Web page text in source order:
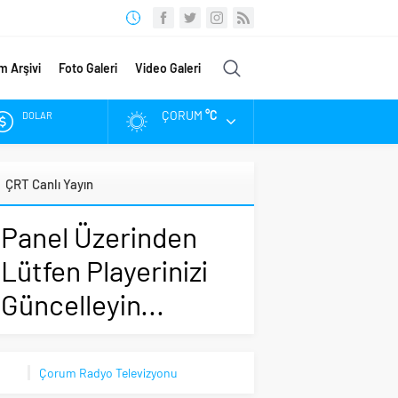
Arşivi Foto Galeri Video Galeri
DOLAR
ALTIN
BIST
ÇORUM °C
ÇRT Canlı Yayın
Panel Üzerinden
Lütfen Playerinizi
Güncelleyin...
Çorum Radyo Televizyonu